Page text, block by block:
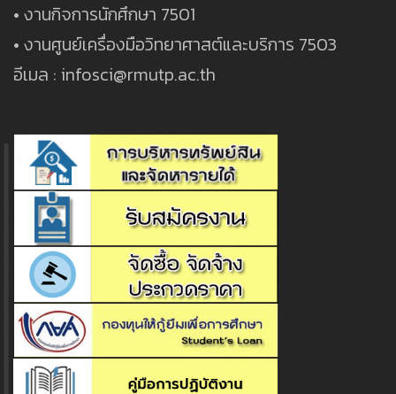
• งานกิจการนักศึกษา 7501
• งานศูนย์เครื่องมือวิทยาศาสต์และบริการ 7503
อีเมล : infosci@rmutp.ac.th